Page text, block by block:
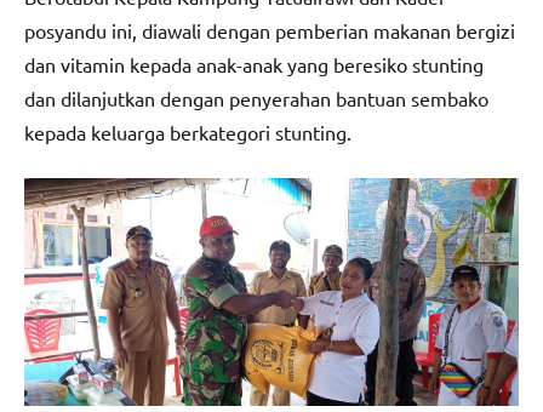
posyandu ini, diawali dengan pemberian makanan bergizi
dan vitamin kepada anak-anak yang beresiko stunting
dan dilanjutkan dengan penyerahan bantuan sembako
kepada keluarga berkategori stunting.